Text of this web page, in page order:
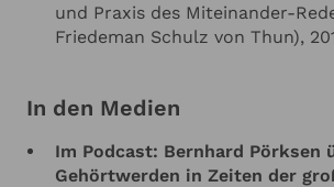
und Praxis des Miteinander-
Friedeman Schulz von Thun),
In den Medien
Im Podcast: Bernhard Pörksen
Gehörtwerden in Zeiten der